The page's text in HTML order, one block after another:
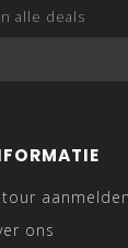
alle deals
aanmelden
ons